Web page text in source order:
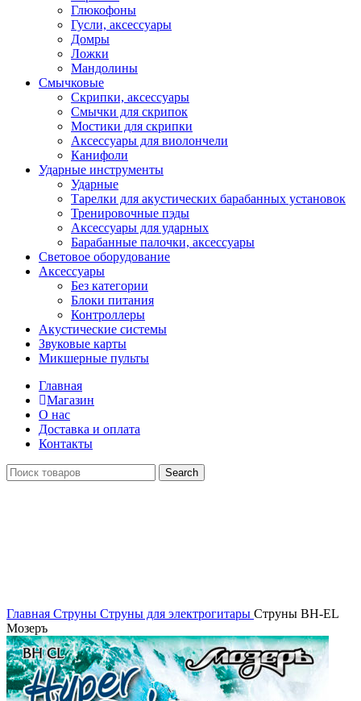
Глюкофоны
Гусли, аксессуары
Домры
Ложки
Мандолины
Смычковые
Скрипки, аксессуары
Смычки для скрипок
Мостики для скрипки
Аксессуары для виолончели
Канифоли
Ударные инструменты
Ударные
Тарелки для акустических барабанных установок
Тренировочные пэды
Аксессуары для ударных
Барабанные палочки, аксессуары
Световое оборудование
Аксессуары
Без категории
Блоки питания
Контроллеры
Акустические системы
Звуковые карты
Микшерные пульты
Главная
Магазин
О нас
Доставка и оплата
Контакты
Search
Главная Струны Струны для электрогитары Струны BH-EL
Мозеръ